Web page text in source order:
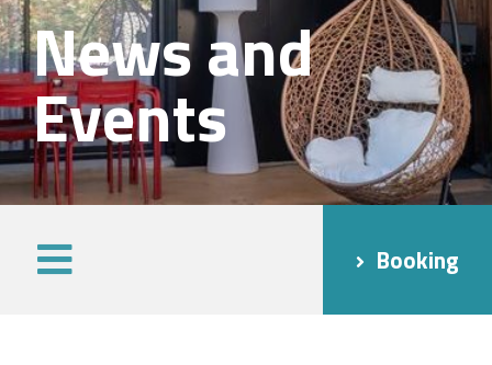
News and
Events
Booking